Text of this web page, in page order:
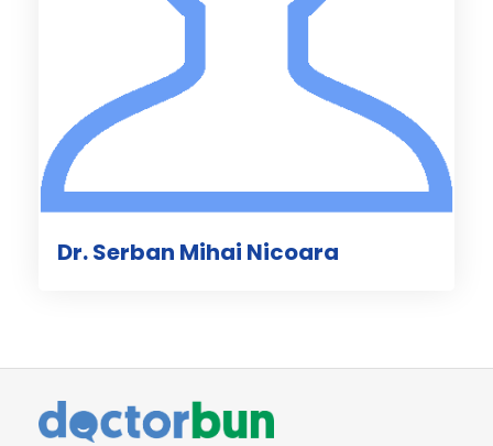
Dr. Serban Mihai Nicoara